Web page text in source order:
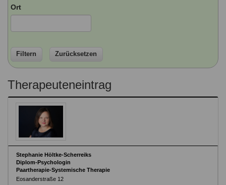
Qualitätssicherung
Qualität unserer Therapeuten
Familienthemen
Seminare und Kurse
Liste der Fachverbände
Benutzername
Passwort*
vergessen?
Formular zur Registrierung
Ort
Filtern Zurücksetzen
Therapeuteneintrag
Stephanie Höltke-Scherreiks
Diplom-Psychologin
Paartherapie-Systemische Therapie
Eosanderstraße 12